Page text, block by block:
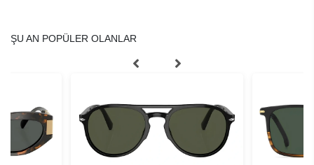
ŞU AN POPÜLER OLANLAR